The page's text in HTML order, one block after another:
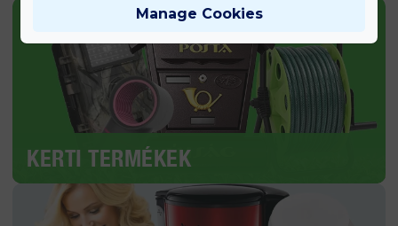
KERTI TERMÉKEK
Manage Cookies